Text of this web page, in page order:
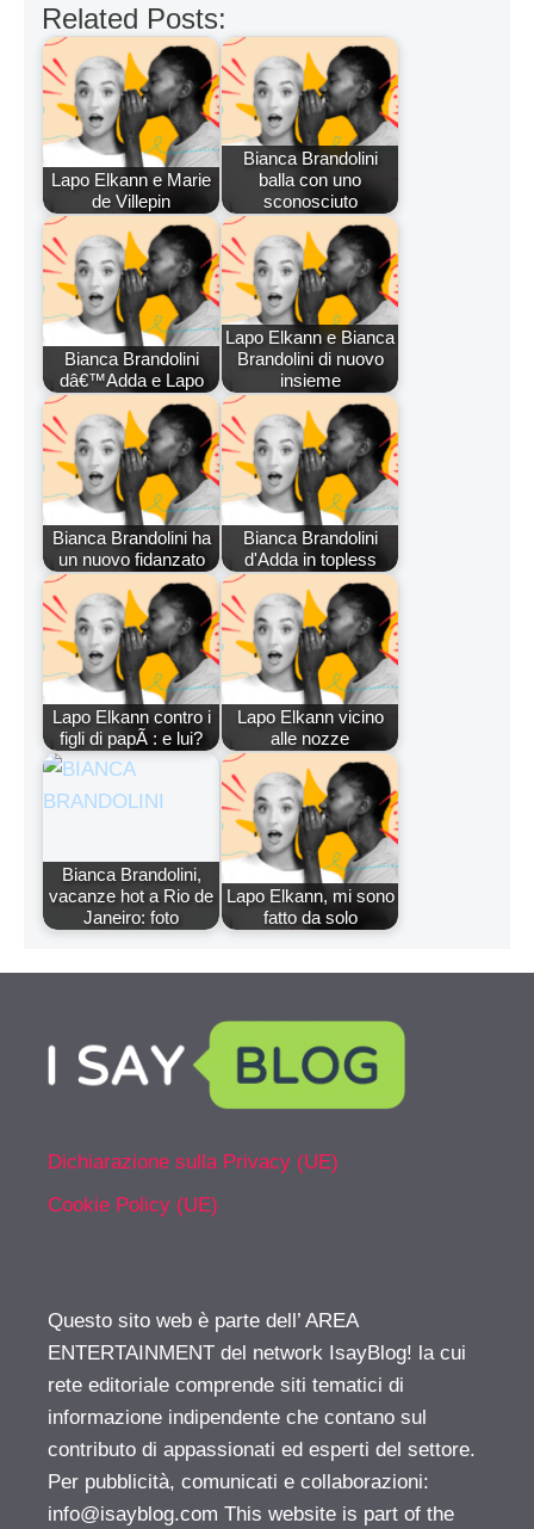
Related Posts:
Lapo Elkann e Marie
de Villepin
Bianca Brandolini
balla con uno
sconosciuto
Bianca Brandolini
dâ€™Adda e Lapo
Lapo Elkann e Bianca
Brandolini di nuovo
insieme
Bianca Brandolini ha
un nuovo fidanzato
Bianca Brandolini
d'Adda in topless
Lapo Elkann contro i
figli di papÃ : e lui?
Lapo Elkann vicino
alle nozze
Bianca Brandolini,
vacanze hot a Rio de
Janeiro: foto
Lapo Elkann, mi sono
fatto da solo
Dichiarazione sulla Privacy (UE)
Cookie Policy (UE)
Questo sito web è parte dell’ AREA
ENTERTAINMENT del network IsayBlog! la cui
rete editoriale comprende siti tematici di
informazione indipendente che contano sul
contributo di appassionati ed esperti del settore.
Per pubblicità, comunicati e collaborazioni:
info@isayblog.com This website is part of the